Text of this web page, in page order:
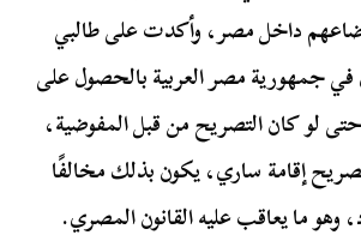
داخل مصر، وأكدت على طالبي
في جمهورية مصر العربية بالحصول على
لو كان التصريح من قبل المفوضية،
إقامة ساري، يكون بذلك مخالفًا
وهو ما يعاقب عليه القانون المصري.